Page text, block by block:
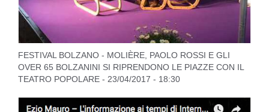
FESTIVAL BOLZANO - MOLIÈRE, PAOLO ROSSI E GLI
OVER 65 BOLZANINI SI RIPRENDONO LE PIAZZE CON IL
TEATRO POPOLARE - 23/04/2017 - 18:30